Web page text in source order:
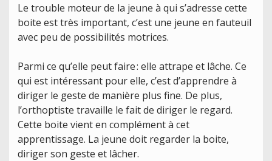
Le trouble moteur de la jeune à qui s’adresse cette
boite est très important, c’est une jeune en fauteuil
avec peu de possibilités motrices.
Parmi ce qu’elle peut faire : elle attrape et lâche. Ce
qui est intéressant pour elle, c’est d’apprendre à
diriger le geste de manière plus fine. De plus,
l’orthoptiste travaille le fait de diriger le regard.
Cette boite vient en complément à cet
apprentissage. La jeune doit regarder la boite,
diriger son geste et lâcher.